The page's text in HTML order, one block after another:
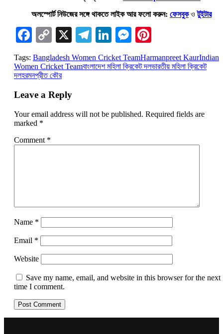
অলস্পোর্ট নিউজের সঙ্গে থাকতে লাইক আর ফলো করুন: ফেসবুকওটুইটার
Facebook
Copy
Link
X Telegram
LinkedIn
Messenger
Tags: Bangladesh Women Cricket TeamHarmanpreet KaurIndian
Women Cricket Teamবাংলাদেশ মহিলা ক্রিকেট দলভারতীয় মহিলা ক্রিকেট
দলহরমনপ্রীত কৌর
Leave a Reply
Your email address will not be published. Required fields are
marked *
Comment *
Name *
Email *
Website
Save my name, email, and website in this browser for the next
time I comment.